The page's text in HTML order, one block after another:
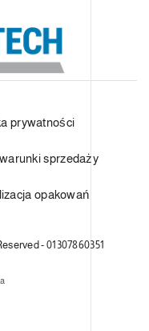
prywatności
sprzedaży
opakowań
- 01307860351